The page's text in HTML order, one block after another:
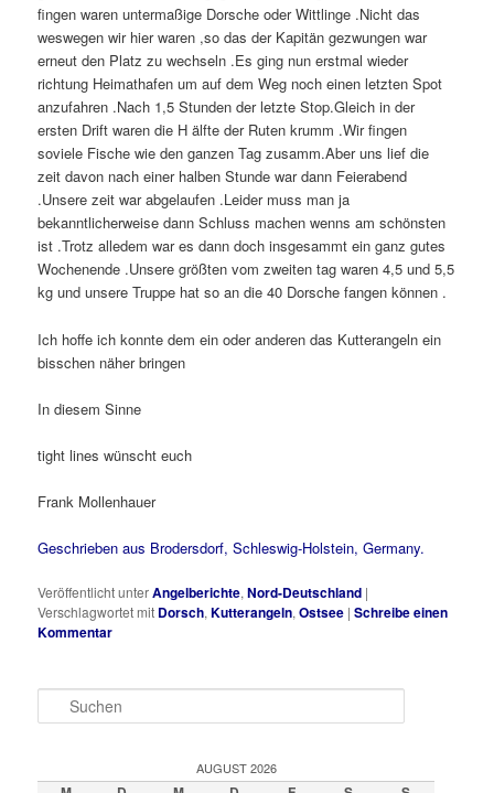
fingen waren untermaßige Dorsche oder Wittlinge .Nicht das
weswegen wir hier waren ,so das der Kapitän gezwungen war
erneut den Platz zu wechseln .Es ging nun erstmal wieder
richtung Heimathafen um auf dem Weg noch einen letzten Spot
anzufahren .Nach 1,5 Stunden der letzte Stop.Gleich in der
ersten Drift waren die H älfte der Ruten krumm .Wir fingen
soviele Fische wie den ganzen Tag zusamm.Aber uns lief die
zeit davon nach einer halben Stunde war dann Feierabend
.Unsere zeit war abgelaufen .Leider muss man ja
bekanntlicherweise dann Schluss machen wenns am schönsten
ist .Trotz alledem war es dann doch insgesammt ein ganz gutes
Wochenende .Unsere größten vom zweiten tag waren 4,5 und 5,5
kg und unsere Truppe hat so an die 40 Dorsche fangen können .
Ich hoffe ich konnte dem ein oder anderen das Kutterangeln ein
bisschen näher bringen
In diesem Sinne
tight lines wünscht euch
Frank Mollenhauer
Geschrieben aus Brodersdorf, Schleswig-Holstein, Germany.
Veröffentlicht unterAngelberichte,Nord-Deutschland |
Verschlagwortet mit Dorsch,Kutterangeln,Ostsee |Schreibe einen
Kommentar
u
e
AUGUST 2026